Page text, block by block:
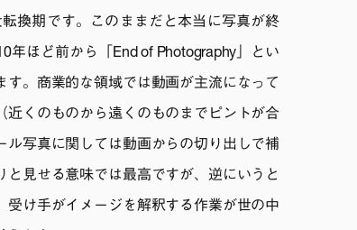
換期です。このままだと本当に写真が終
年ほど前から「End of Photography」とい
。商業的な領域では動画が主流になって
近くのものから遠くのものまでピントが合
ル写真に関しては動画からの切り出しで補
見せる意味では最高ですが、逆にいうと
受け手がイメージを解釈する作業が世の中